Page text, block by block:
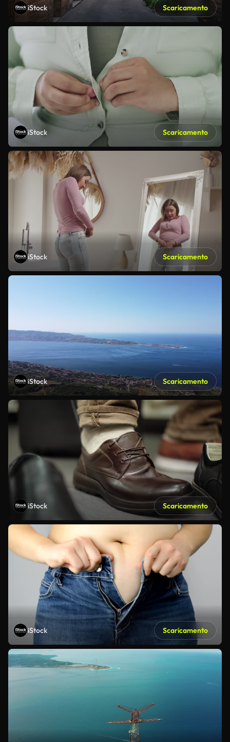
iStock Scaricamento
iStock Scaricamento
iStock Scaricamento
iStock Scaricamento
iStock Scaricamento
iStock Scaricamento